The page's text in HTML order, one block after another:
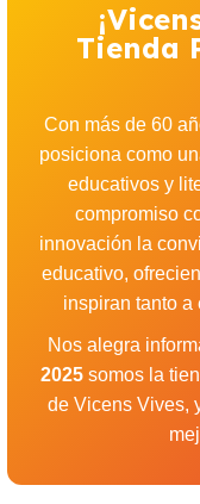
Tienda
Con más de 60
posiciona como
educativos y
compromiso
innovación la
educativo,
inspiran tanto a
Nos alegra
2025 somos la
de Vicens Vives,